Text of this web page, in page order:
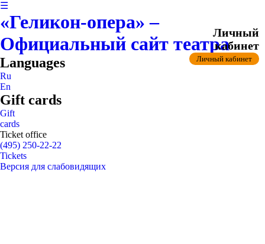
☰
«Геликон-опера» –
Официальный сайт театра
Languages
Ru
En
Gift cards
Gift
cards
Ticket office
(495) 250-22-22
Личный
кабинет
Личный кабинет
Tickets
Версия для слабовидящих